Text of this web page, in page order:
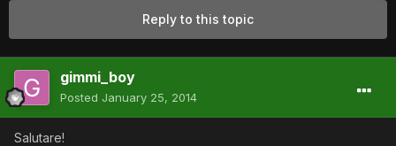
Reply to this topic
gimmi_boy
Posted January 25, 2014
Salutare!